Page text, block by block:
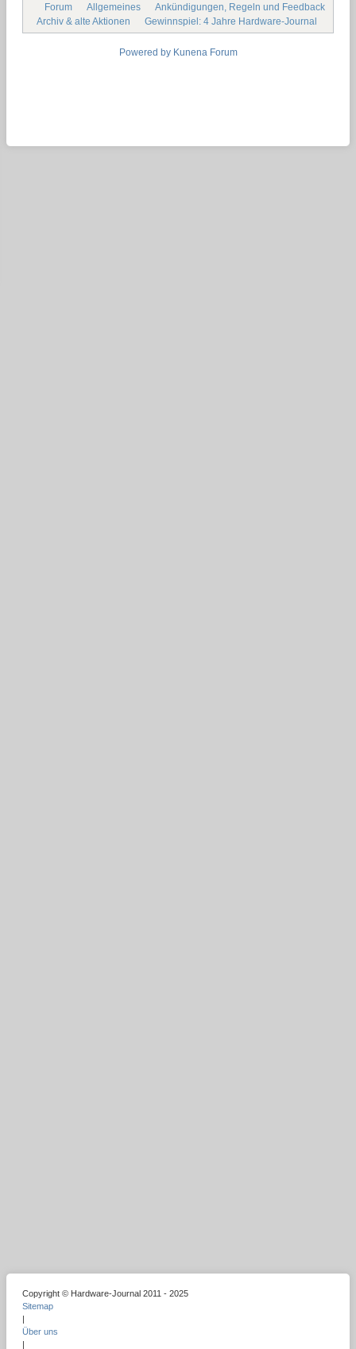
Forum Allgemeines
Ankündigungen, Regeln und Feedback
Archiv & alte Aktionen
Gewinnspiel: 4 Jahre Hardware-Journal
Powered by Kunena Forum
Copyright © Hardware-Journal 2011 - 2025
Sitemap
|
Über uns
|